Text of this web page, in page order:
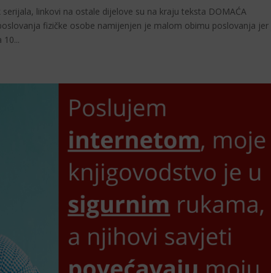
serijala, linkovi na ostale dijelove su na kraju teksta DOMAĆA
fizičke osobe namijenjen je malom obimu poslovanja jer